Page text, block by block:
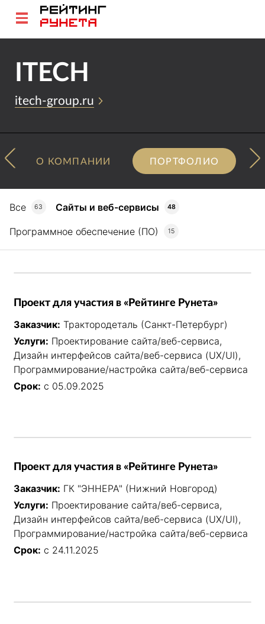
ITECH
itech-group.ru
О КОМПАНИИ ПОРТФОЛИО
Все 63 Сайты и веб-сервисы 48
Программное обеспечение (ПО) 15
Проект для участия в «Рейтинге Рунета»
Заказчик: Трактородеталь (Санкт-Петербург)
Услуги: Проектирование сайта/веб-сервиса,
Дизайн интерфейсов сайта/веб-сервиса (UX/UI),
Программирование/настройка сайта/веб-сервиса
Срок: с 05.09.2025
Проект для участия в «Рейтинге Рунета»
Заказчик: ГК "ЭННЕРА" (Нижний Новгород)
Услуги: Проектирование сайта/веб-сервиса,
Дизайн интерфейсов сайта/веб-сервиса (UX/UI),
Программирование/настройка сайта/веб-сервиса
Срок: с 24.11.2025